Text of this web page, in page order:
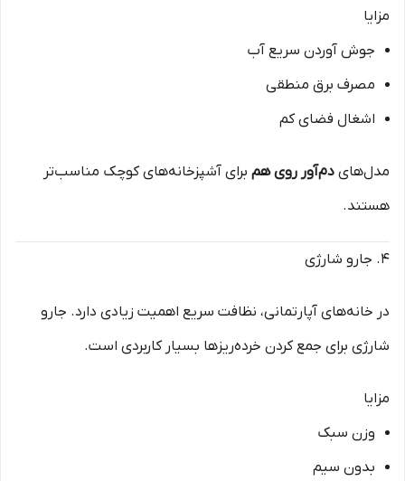
مزایا
جوش آوردن سریع آب
مصرف برق منطقی
اشغال فضای کم
مدل‌های دم‌آور روی هم برای آشپزخانه‌های کوچک مناسب‌تر
هستند.
۴. جارو شارژی
در خانه‌های آپارتمانی، نظافت سریع اهمیت زیادی دارد. جارو
شارژی برای جمع کردن خرده‌ریزها بسیار کاربردی است.
مزایا
وزن سبک
بدون سیم